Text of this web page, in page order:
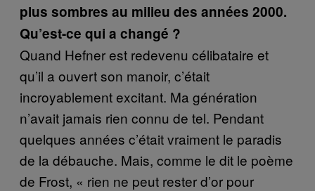
plus sombres au milieu des années 2000.
Qu’est-ce qui a changé ?
Quand Hefner est redevenu célibataire et
qu’il a ouvert son manoir, c’était
incroyablement excitant. Ma génération
n’avait jamais rien connu de tel. Pendant
quelques années c’était vraiment le paradis
de la débauche. Mais, comme le dit le poème
de Frost, « rien ne peut rester d’or pour